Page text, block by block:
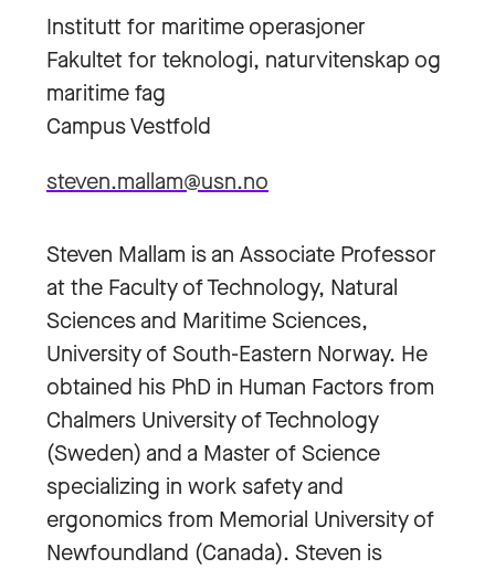
Institutt for maritime operasjoner
Fakultet for teknologi, naturvitenskap og
maritime fag
Campus Vestfold
steven.mallam@usn.no
Steven Mallam is an Associate Professor
at the Faculty of Technology, Natural
Sciences and Maritime Sciences,
University of South-Eastern Norway. He
obtained his PhD in Human Factors from
Chalmers University of Technology
(Sweden) and a Master of Science
specializing in work safety and
ergonomics from Memorial University of
Newfoundland (Canada). Steven is